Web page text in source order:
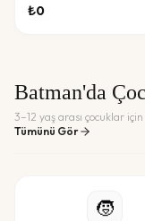
₺0
Batman'da
3–12 yaş arası çocuklar
Tümünü Gör
🧒